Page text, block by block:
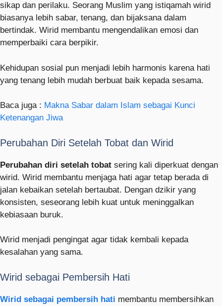
sikap dan perilaku. Seorang Muslim yang istiqamah wirid
biasanya lebih sabar, tenang, dan bijaksana dalam
bertindak. Wirid membantu mengendalikan emosi dan
memperbaiki cara berpikir.
Kehidupan sosial pun menjadi lebih harmonis karena hati
yang tenang lebih mudah berbuat baik kepada sesama.
Baca juga : Makna Sabar dalam Islam sebagai Kunci
Ketenangan Jiwa
Perubahan Diri Setelah Tobat dan Wirid
Perubahan diri setelah tobat sering kali diperkuat dengan
wirid. Wirid membantu menjaga hati agar tetap berada di
jalan kebaikan setelah bertaubat. Dengan dzikir yang
konsisten, seseorang lebih kuat untuk meninggalkan
kebiasaan buruk.
Wirid menjadi pengingat agar tidak kembali kepada
kesalahan yang sama.
Wirid sebagai Pembersih Hati
Wirid sebagai pembersih hati membantu membersihkan